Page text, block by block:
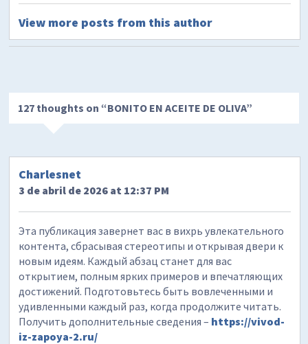
View more posts from this author
127 thoughts on “BONITO EN ACEITE DE OLIVA”
Charlesnet
3 de abril de 2026 at 12:37 PM
Эта публикация завернет вас в вихрь увлекательного
контента, сбрасывая стереотипы и открывая двери к
новым идеям. Каждый абзац станет для вас
открытием, полным ярких примеров и впечатляющих
достижений. Подготовьтесь быть вовлеченными и
удивленными каждый раз, когда продолжите читать.
Получить дополнительные сведения – https://vivod-
iz-zapoya-2.ru/